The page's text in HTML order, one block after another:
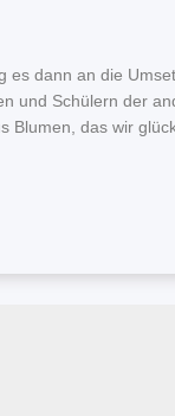
dann an die
und Schülern der
das wir